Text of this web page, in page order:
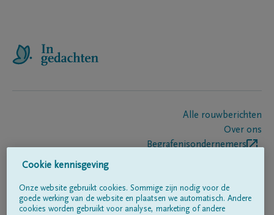
Alle rouwberichten
Over ons
Begrafenisondernemers
Volg ons op
Cookie kennisgeving
Onze website gebruikt cookies. Sommige zijn nodig voor de
goede werking van de website en plaatsen we automatisch. Andere
cookies worden gebruikt voor analyse, marketing of andere